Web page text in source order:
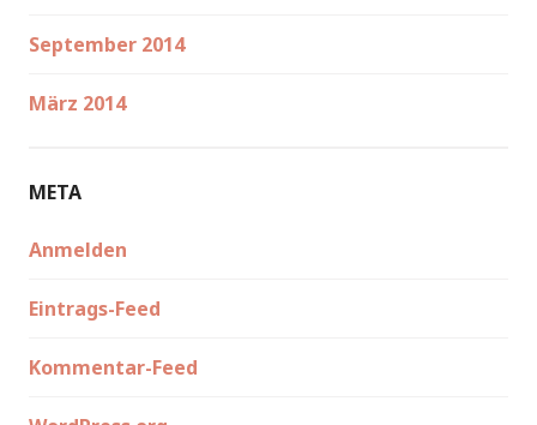
September 2014
März 2014
META
Anmelden
Eintrags-Feed
Kommentar-Feed